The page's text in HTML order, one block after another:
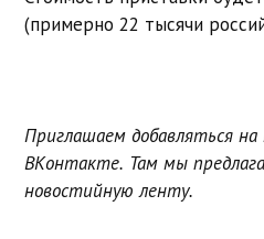
(примерно 22 тысячи
Приглашаем добавляться
ВКонтакте. Там мы
новостийную ленту.